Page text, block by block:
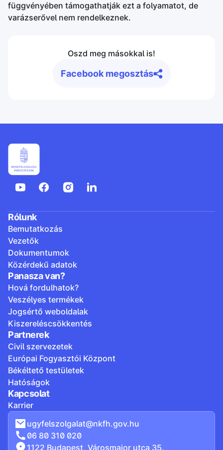
függvényében támogathatják ezt a folyamatot, de
varázserővel nem rendelkeznek.
Oszd meg másokkal is!
Facebook megosztás
Rólunk
Bemutatkozás
Vezetők
Dokumentumok
Közérdekű adatok
Panasza van?
Hová fordulhatok?
Veszélyes termékek
Jogsértő weboldalak
Kiszereléscsökkentés
Partnerek
Civil szervezetek
Európai Fogyasztói Központ
Békéltető testületek
Hatóságok
Kapcsolat
Karrier
ugyfelszolgalat@nkfh.gov.hu
06 80 310 020
1122 Budapest, Városmajor utca 35.